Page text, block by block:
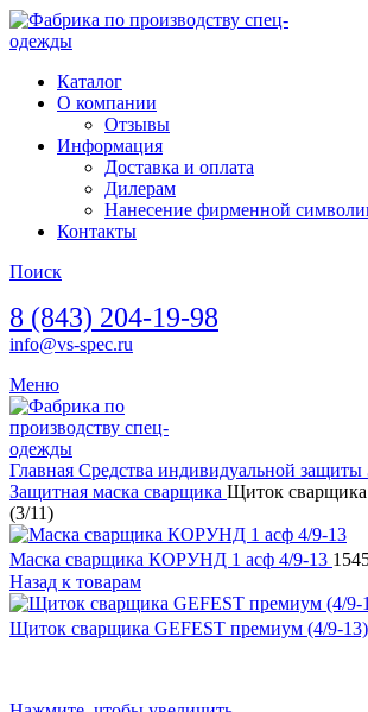
Каталог
О компании
Отзывы
Информация
Доставка и оплата
Дилерам
Нанесение фирменной
Контакты
Поиск
8 (843) 204-19-98
info@vs-spec.ru
Меню
Главная Средства индивидуальной защиты
Защитная маска сварщика Щиток сварщика
(3/11)
Маска сварщика КОРУНД 1 асф 4/9-13
Назад к товарам
Щиток сварщика GEFEST премиум (4/9-13)